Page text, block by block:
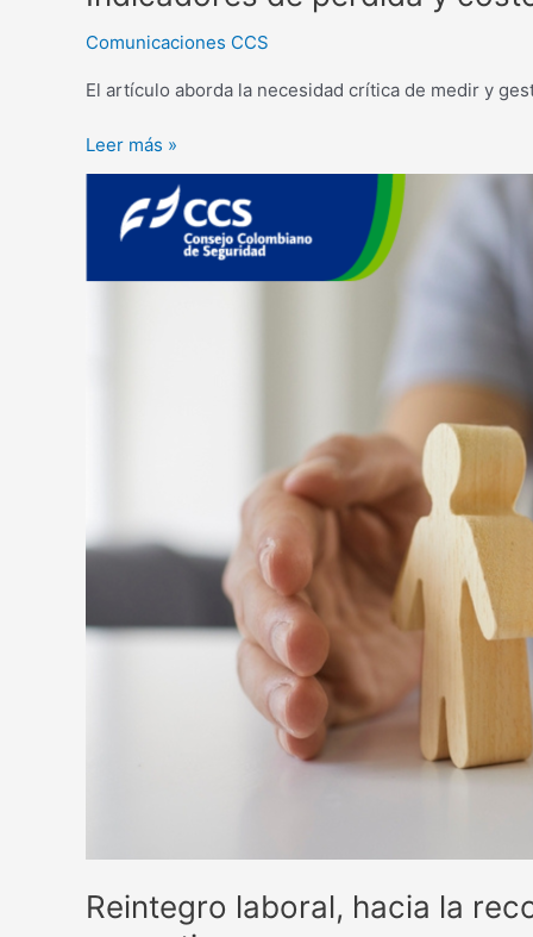
Comunicaciones CCS
El artículo aborda la necesidad crítica de medir y
Leer más »
Reintegro laboral, hacia la
laboral,
hacia
allá
del